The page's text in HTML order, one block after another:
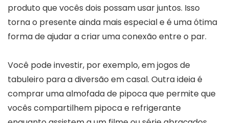
produto que vocês dois possam usar juntos. Isso
torna o presente ainda mais especial e é uma ótima
forma de ajudar a criar uma conexão entre o par.
Você pode investir, por exemplo, em jogos de
tabuleiro para a diversão em casal. Outra ideia é
comprar uma almofada de pipoca que permite que
vocês compartilhem pipoca e refrigerante